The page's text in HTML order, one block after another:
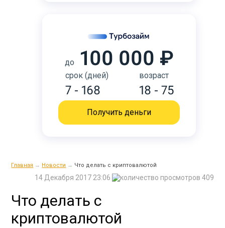
до 100 000 ₽
срок (дней)
7 - 168
возраст
18 - 75
Получить деньги
Главная → Новости → Что делать с криптовалютой
409
14 Декабря 2017 23:06
Что делать с
криптовалютой